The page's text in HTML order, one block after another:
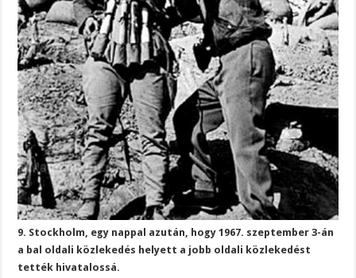
9. Stockholm, egy nappal azután, hogy 1967. szeptember 3-án
a bal oldali közlekedés helyett a jobb oldali közlekedést
tették hivatalossá.